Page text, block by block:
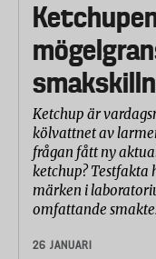
Ketchup är
kölvattnet av
frågan fått ny
ketchup?
märken i
omfattande
26 JANUARI